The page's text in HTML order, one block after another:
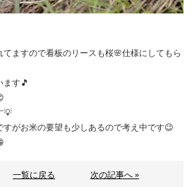
ますので看板のリースも桜🌸仕様にしてもら
ます🎵
💡
すがお米の要望も少しあるので考え中です😉
一覧に戻る 次の記事へ »